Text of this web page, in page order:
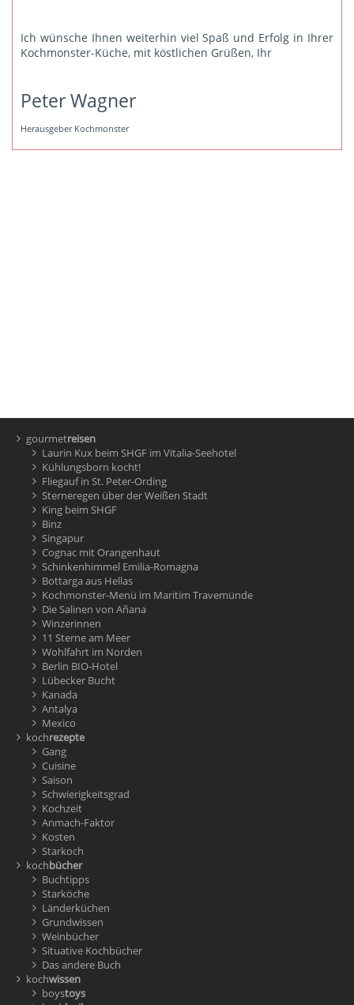
Ich wünsche Ihnen weiterhin viel Spaß und Erfolg in Ihrer
Kochmonster-Küche, mit köstlichen Grüßen, Ihr
Peter Wagner
Herausgeber Kochmonster
gourmetreisen
Laurin Kux beim SHGF im Vitalia-Seehotel
Kühlungsborn kocht!
Fliegauf in St. Peter-Ording
Sterneregen über der Weißen Stadt
King beim SHGF
Binz
Singapur
Cognac mit Orangenhaut
Schinkenhimmel Emilia-Romagna
Bottarga aus Hellas
Kochmonster-Menü im Maritim Travemünde
Die Salinen von Añana
Winzerinnen
11 Sterne am Meer
Wohlfahrt im Norden
Berlin BIO-Hotel
Lübecker Bucht
Kanada
Antalya
Mexico
kochrezepte
Gang
Cuisine
Saison
Schwierigkeitsgrad
Kochzeit
Anmach-Faktor
Kosten
Starkoch
kochbücher
Buchtipps
Starköche
Länderküchen
Grundwissen
Weinbücher
Situative Kochbücher
Das andere Buch
kochwissen
boystoys